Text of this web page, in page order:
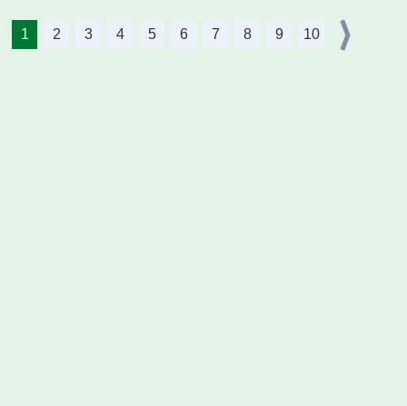
1 2 3 4 5 6 7 8 9 10